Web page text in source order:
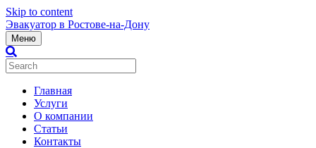
Skip to content
Эвакуатор в Ростове-на-Дону
Меню
Главная
Услуги
О компании
Статьи
Контакты